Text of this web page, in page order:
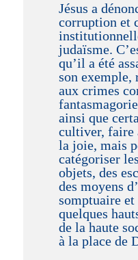
Jésus a
corruption et
judaïsme.
qu’il a été
son exemple,
aux crimes
ainsi que
cultiver, faire
la joie, mais
catégoriser
objets, des
des moyens
somptuaire
quelques
de la haute
à la place de